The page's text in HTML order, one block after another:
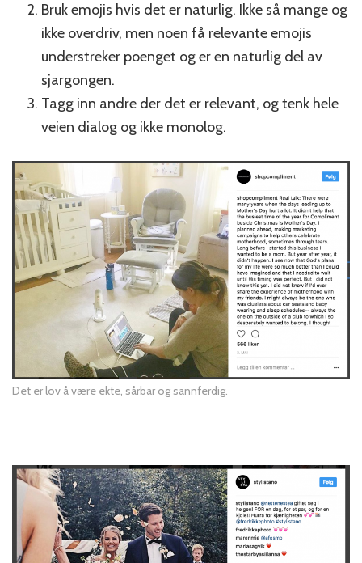
Bruk emojis hvis det er naturlig. Ikke så mange og
ikke overdriv, men noen få relevante emojis
understreker poenget og er en naturlig del av
sjargongen.
Tagg inn andre der det er relevant, og tenk hele
veien dialog og ikke monolog.
Det er lov å være ekte, sårbar og sannferdig.